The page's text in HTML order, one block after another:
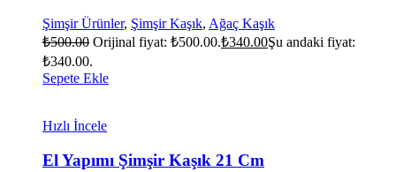
Şimşir Ürünler, Şimşir Kaşık, Ağaç Kaşık
₺500.00 Orijinal fiyat: ₺500.00.₺340.00Şu andaki fiyat:
₺340.00.
Sepete Ekle
Hızlı İncele
El Yapımı Şimşir Kaşık 21 Cm